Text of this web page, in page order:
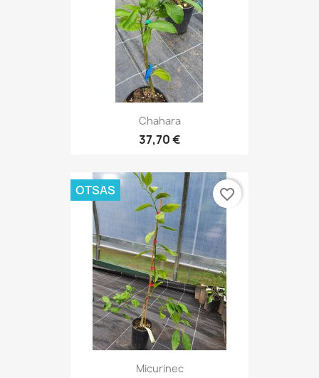
Chahara
37,70 €
Micurinec
OTSAS favorite_border